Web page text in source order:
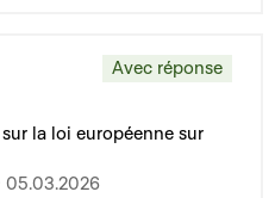
Avec réponse
la loi européenne sur
05.03.2026